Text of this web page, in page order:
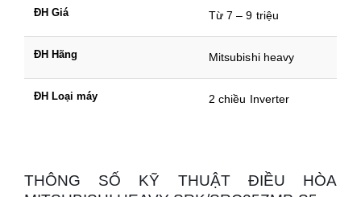
ĐH Giá Từ 7 – 9 triệu
ĐH Hãng Mitsubishi heavy
ĐH Loại máy 2 chiều Inverter
THÔNG SỐ KỸ THUẬT ĐIỀU HÒA